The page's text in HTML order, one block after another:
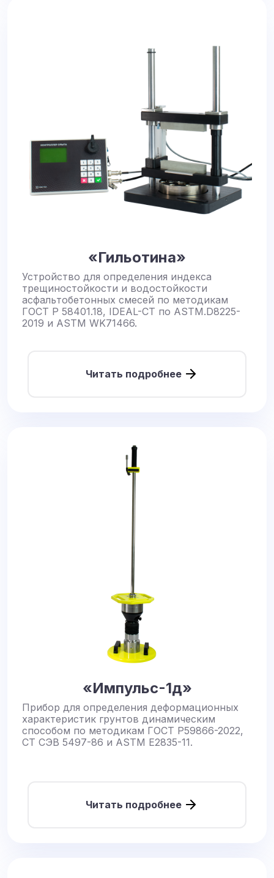
«Гильотина»
Устройство для определения индекса
трещиностойкости и водостойкости
асфальтобетонных смесей по методикам
ГОСТ Р 58401.18, IDEAL-CT по ASTM.D8225-
2019 и ASTM WK71466.
Читать подробнее
«Импульс-1д»
Прибор для определения деформационных
характеристик грунтов динамическим
способом по методикам ГОСТ Р59866-2022,
СТ СЭВ 5497-86 и ASTM E2835-11.
Читать подробнее